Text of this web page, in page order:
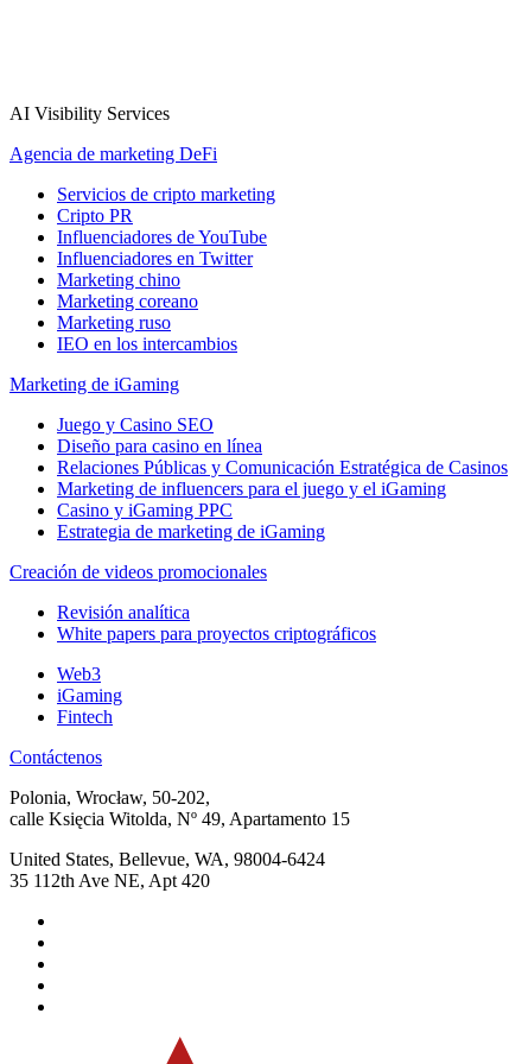
AI Visibility Services
Agencia de marketing DeFi
Servicios de cripto marketing
Cripto PR
Influenciadores de YouTube
Influenciadores en Twitter
Marketing chino
Marketing coreano
Marketing ruso
IEO en los intercambios
Marketing de iGaming
Juego y Casino SEO
Diseño para casino en línea
Relaciones Públicas y Comunicación Estratégica de Casinos
Marketing de influencers para el juego y el iGaming
Casino y iGaming PPC
Estrategia de marketing de iGaming
Creación de videos promocionales
Revisión analítica
White papers para proyectos criptográficos
Web3
iGaming
Fintech
Contáctenos
Polonia, Wrocław, 50-202,
calle Księcia Witolda, Nº 49, Apartamento 15
United States, Bellevue, WA, 98004-6424
35 112th Ave NE, Apt 420